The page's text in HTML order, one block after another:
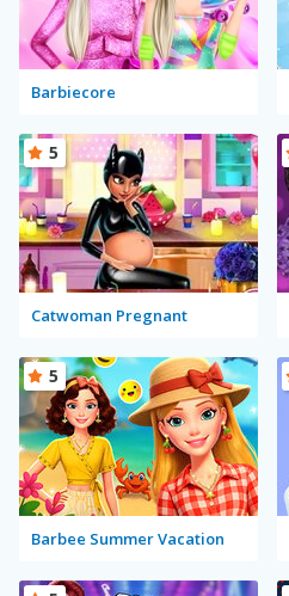
Barbiecore
Catwoman Pregnant
5
Barbee Summer Vacation
5